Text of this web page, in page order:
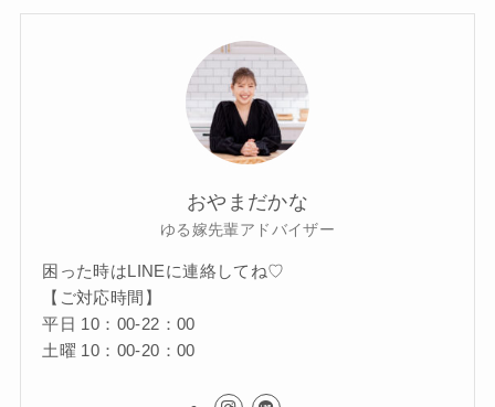
おやまだかな
ゆる嫁先輩アドバイザー
困った時はLINEに連絡してね♡
【ご対応時間】
平日 10：00-22：00
土曜 10：00-20：00